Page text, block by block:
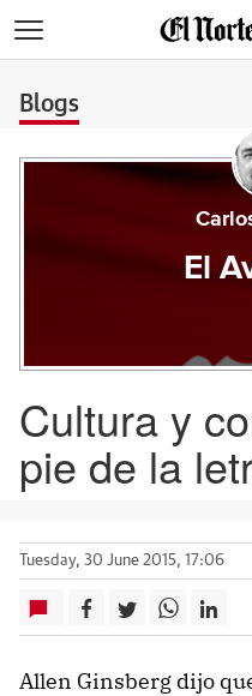
Blogs
El
Cultura y
pie de la
Tuesday, 30 June 2015, 17:06
Allen Ginsberg dijo